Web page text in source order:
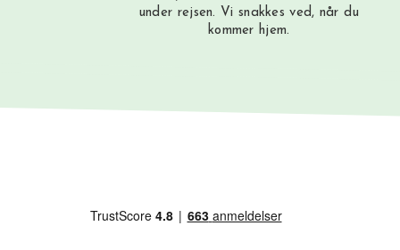
under rejsen. Vi snakkes ved, når du
kommer hjem.